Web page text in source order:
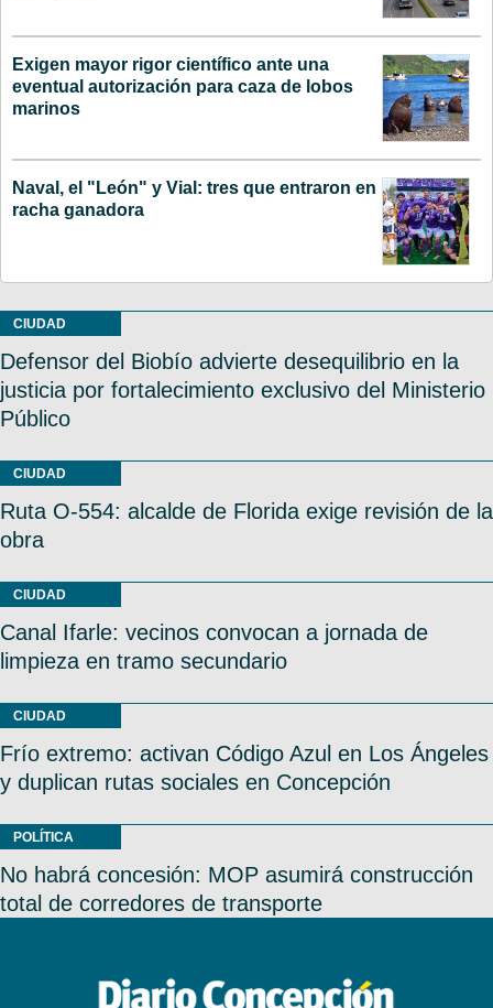
Exigen mayor rigor científico ante una
eventual autorización para caza de lobos
marinos
Naval, el "León" y Vial: tres que entraron en
racha ganadora
CIUDAD
Defensor del Biobío advierte desequilibrio en la
justicia por fortalecimiento exclusivo del Ministerio
Público
CIUDAD
Ruta O-554: alcalde de Florida exige revisión de la
obra
CIUDAD
Canal Ifarle: vecinos convocan a jornada de
limpieza en tramo secundario
CIUDAD
Frío extremo: activan Código Azul en Los Ángeles
y duplican rutas sociales en Concepción
POLÍTICA
No habrá concesión: MOP asumirá construcción
total de corredores de transporte